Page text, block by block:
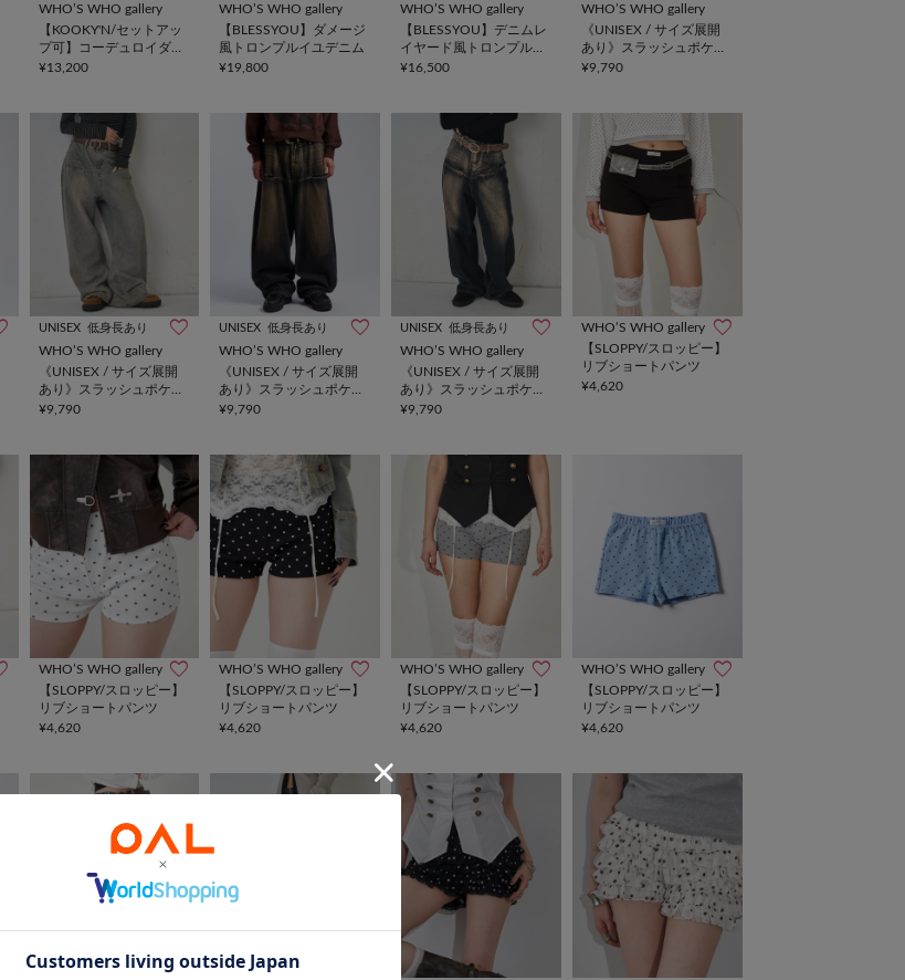
WHO’S WHO gallery
【KOOKY'N/セットアッ
プ可】コーデュロイダブ
ルニーパンツ
¥13,200
WHO’S WHO gallery
【BLESSYOU】ダメージ
風トロンプルイユデニム
¥19,800
WHO’S WHO gallery
【BLESSYOU】デニムレ
イヤード風トロンプルイ
ユスラックス
¥16,500
WHO’S WHO gallery
《UNISEX / サイズ展開
あり》スラッシュポケッ
トブラストワイドデニム
¥9,790
UNISEX 低身長あり
WHO’S WHO gallery
《UNISEX / サイズ展開
あり》スラッシュポケッ
トブラストワイドデニム
¥9,790
UNISEX 低身長あり
WHO’S WHO gallery
《UNISEX / サイズ展開
あり》スラッシュポケッ
トブラストワイドデニム
¥9,790
UNISEX 低身長あり
WHO’S WHO gallery
《UNISEX / サイズ展開
あり》スラッシュポケッ
トブラストワイドデニム
¥9,790
WHO’S WHO gallery
【SLOPPY/スロッピー】
リブショートパンツ
¥4,620
WHO’S WHO gallery
【SLOPPY/スロッピー】
リブショートパンツ
¥4,620
WHO’S WHO gallery
【SLOPPY/スロッピー】
リブショートパンツ
¥4,620
WHO’S WHO gallery
【SLOPPY/スロッピー】
リブショートパンツ
¥4,620
WHO’S WHO gallery
【SLOPPY/スロッピー】
リブショートパンツ
¥4,620